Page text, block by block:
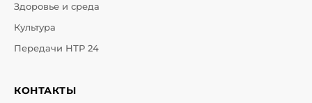
Здоровье и среда
Культура
Передачи НТР 24
КОНТАКТЫ